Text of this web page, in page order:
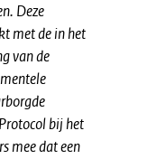
Deze
met de in het
van de
bij het
mee dat een